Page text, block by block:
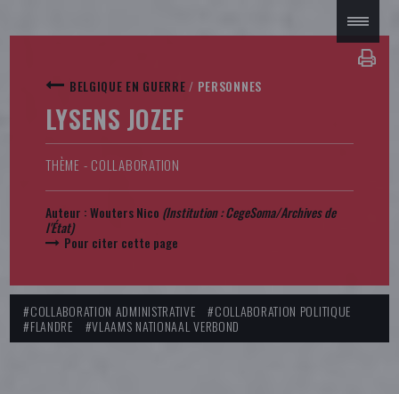
BELGIQUE EN GUERRE / PERSONNES
LYSENS JOZEF
THÈME - COLLABORATION
Auteur :Wouters Nico (Institution : CegeSoma/Archives de
l'État)
Pour citer cette page
#COLLABORATION ADMINISTRATIVE
#COLLABORATION POLITIQUE
#FLANDRE
#VLAAMS NATIONAAL VERBOND